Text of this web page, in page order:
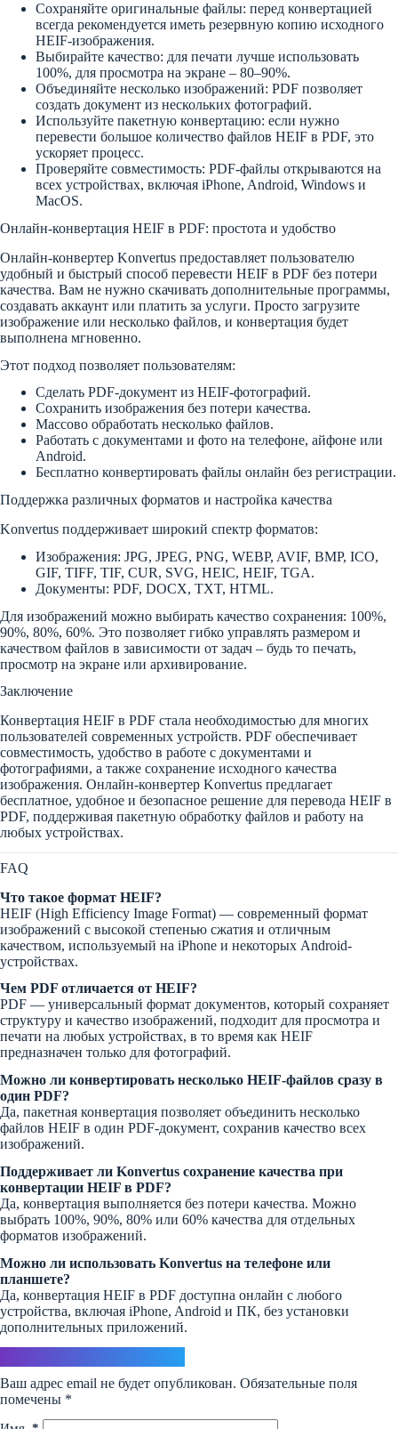
Сохраняйте оригинальные файлы: перед конвертацией
всегда рекомендуется иметь резервную копию исходного
HEIF-изображения.
Выбирайте качество: для печати лучше использовать
100%, для просмотра на экране – 80–90%.
Объединяйте несколько изображений: PDF позволяет
создать документ из нескольких фотографий.
Используйте пакетную конвертацию: если нужно
перевести большое количество файлов HEIF в PDF, это
ускоряет процесс.
Проверяйте совместимость: PDF-файлы открываются на
всех устройствах, включая iPhone, Android, Windows и
MacOS.
Онлайн-конвертация HEIF в PDF: простота и удобство
Онлайн-конвертер Konvertus предоставляет пользователю
удобный и быстрый способ перевести HEIF в PDF без потери
качества. Вам не нужно скачивать дополнительные программы,
создавать аккаунт или платить за услуги. Просто загрузите
изображение или несколько файлов, и конвертация будет
выполнена мгновенно.
Этот подход позволяет пользователям:
Сделать PDF-документ из HEIF-фотографий.
Сохранить изображения без потери качества.
Массово обработать несколько файлов.
Работать с документами и фото на телефоне, айфоне или
Android.
Бесплатно конвертировать файлы онлайн без регистрации.
Поддержка различных форматов и настройка качества
Konvertus поддерживает широкий спектр форматов:
Изображения: JPG, JPEG, PNG, WEBP, AVIF, BMP, ICO,
GIF, TIFF, TIF, CUR, SVG, HEIC, HEIF, TGA.
Документы: PDF, DOCX, TXT, HTML.
Для изображений можно выбирать качество сохранения: 100%,
90%, 80%, 60%. Это позволяет гибко управлять размером и
качеством файлов в зависимости от задач – будь то печать,
просмотр на экране или архивирование.
Заключение
Конвертация HEIF в PDF стала необходимостью для многих
пользователей современных устройств. PDF обеспечивает
совместимость, удобство в работе с документами и
фотографиями, а также сохранение исходного качества
изображения. Онлайн-конвертер Konvertus предлагает
бесплатное, удобное и безопасное решение для перевода HEIF в
PDF, поддерживая пакетную обработку файлов и работу на
любых устройствах.
FAQ
Что такое формат HEIF?
HEIF (High Efficiency Image Format) — современный формат
изображений с высокой степенью сжатия и отличным
качеством, используемый на iPhone и некоторых Android-
устройствах.
Чем PDF отличается от HEIF?
PDF — универсальный формат документов, который сохраняет
структуру и качество изображений, подходит для просмотра и
печати на любых устройствах, в то время как HEIF
предназначен только для фотографий.
Можно ли конвертировать несколько HEIF-файлов сразу в
один PDF?
Да, пакетная конвертация позволяет объединить несколько
файлов HEIF в один PDF-документ, сохранив качество всех
изображений.
Поддерживает ли Konvertus сохранение качества при
конвертации HEIF в PDF?
Да, конвертация выполняется без потери качества. Можно
выбрать 100%, 90%, 80% или 60% качества для отдельных
форматов изображений.
Можно ли использовать Konvertus на телефоне или
планшете?
Да, конвертация HEIF в PDF доступна онлайн с любого
устройства, включая iPhone, Android и ПК, без установки
дополнительных приложений.
Ваш адрес email не будет опубликован. Обязательные поля
помечены *